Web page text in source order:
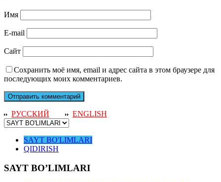
Имя
E-mail
Сайт
Сохранить моё имя, email и адрес сайта в этом браузере для
последующих моих комментариев.
РУССКИЙ ENGLISH
SAYT BO'LIMLARI
QIDIRISH
SAYT BO’LIMLARI